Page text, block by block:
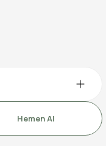
Hemen Al